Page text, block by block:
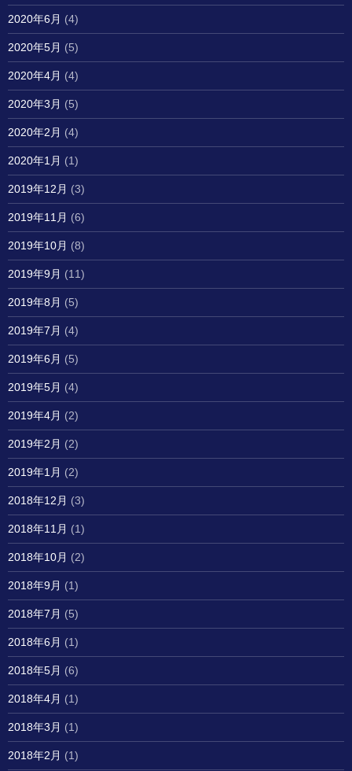
2020年6月 (4)
2020年5月 (5)
2020年4月 (4)
2020年3月 (5)
2020年2月 (4)
2020年1月 (1)
2019年12月 (3)
2019年11月 (6)
2019年10月 (8)
2019年9月 (11)
2019年8月 (5)
2019年7月 (4)
2019年6月 (5)
2019年5月 (4)
2019年4月 (2)
2019年2月 (2)
2019年1月 (2)
2018年12月 (3)
2018年11月 (1)
2018年10月 (2)
2018年9月 (1)
2018年7月 (5)
2018年6月 (1)
2018年5月 (6)
2018年4月 (1)
2018年3月 (1)
2018年2月 (1)